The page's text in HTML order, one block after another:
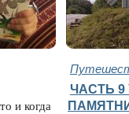
и когда
ЧАСТЬ 9